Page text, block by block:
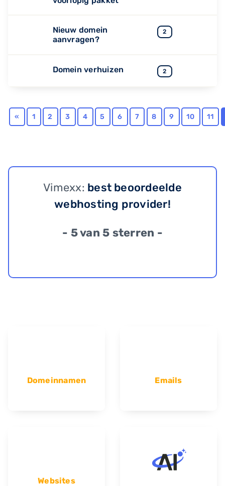
Nieuw domein
aanvragen?
2
Domein verhuizen 2
« 1 2 3 4 5 6 7 8 9 10 11
Vimexx: best beoordeelde
webhosting provider!
- 5 van 5 sterren -
Domeinnamen Emails
Websites